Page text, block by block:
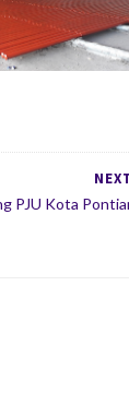
PJU Kota